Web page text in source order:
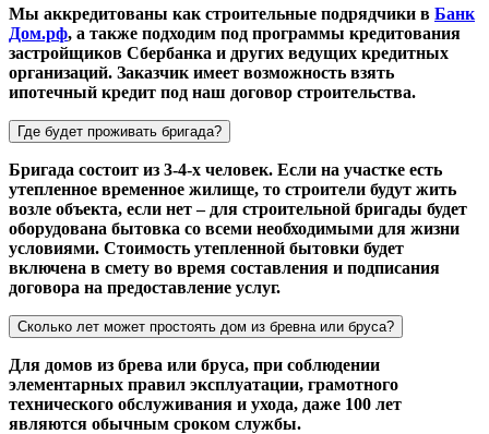
Мы аккредитованы как строительные подрядчики в Банк
Дом.рф, а также подходим под программы кредитования
застройщиков Сбербанка и других ведущих кредитных
организаций. Заказчик имеет возможность взять
ипотечный кредит под наш договор строительства.
Где будет проживать бригада?
Бригада состоит из 3-4-х человек. Если на участке есть
утепленное временное жилище, то строители будут жить
возле объекта, если нет – для строительной бригады будет
оборудована бытовка со всеми необходимыми для жизни
условиями. Стоимость утепленной бытовки будет
включена в смету во время составления и подписания
договора на предоставление услуг.
Сколько лет может простоять дом из бревна или бруса?
Для домов из брева или бруса, при соблюдении
элементарных правил эксплуатации, грамотного
технического обслуживания и ухода, даже 100 лет
являются обычным сроком службы.